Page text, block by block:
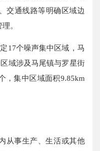
交通线路等明确区域边
。
17个噪声集中区域，马
域涉及马尾镇与罗星街
，集中区域面积9.85km
从事生产、生活或其他